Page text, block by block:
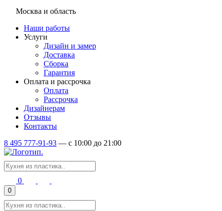
Москва и область
Наши работы
Услуги
Дизайн и замер
Доставка
Сборка
Гарантия
Оплата и рассрочка
Оплата
Рассрочка
Дизайнерам
Отзывы
Контакты
8 495 777-91-93 — c 10:00 до 21:00
0
0